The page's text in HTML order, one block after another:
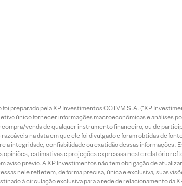
preparado pela XP Investimentos CCTVM S.A. (“XP
único fornecer informações macroeconômicas e análises
compra/venda de qualquer instrumento financeiro, ou de
na data em que ele foi divulgado e foram obtidas de
a integridade, confiabilidade ou exatidão dessas informações.
opiniões, estimativas e projeções expressas neste relatório
aviso prévio. A XP Investimentos não tem obrigação de
nele refletem, de forma precisa, única e exclusiva, suas
à circulação exclusiva para a rede de relacionamento da